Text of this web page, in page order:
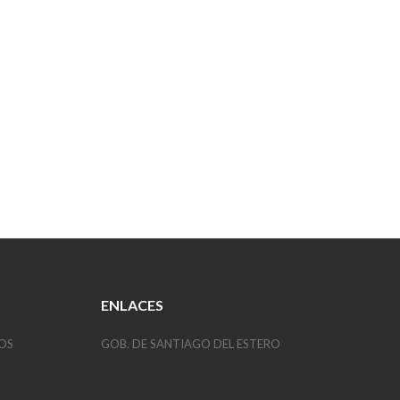
ENLACES
GOB. DE SANTIAGO DEL ESTERO